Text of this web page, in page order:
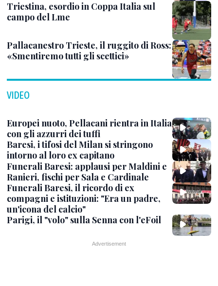
Triestina, esordio in Coppa Italia sul
campo del Lme
Pallacanestro Trieste, il ruggito di Ross:
«Smentiremo tutti gli scettici»
VIDEO
Europei nuoto, Pellacani rientra in Italia
con gli azzurri dei tuffi
Baresi, i tifosi del Milan si stringono
intorno al loro ex capitano
Funerali Baresi: applausi per Maldini e
Ranieri, fischi per Sala e Cardinale
Funerali Baresi, il ricordo di ex
compagni e istituzioni: "Era un padre,
un'icona del calcio"
Parigi, il "volo" sulla Senna con l'eFoil